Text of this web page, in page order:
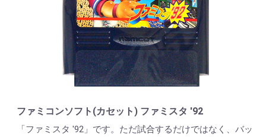
ファミコンソフト(カセット) ファミスタ '92
「ファミスタ '92」です。ただ試合するだけではなく、バッ